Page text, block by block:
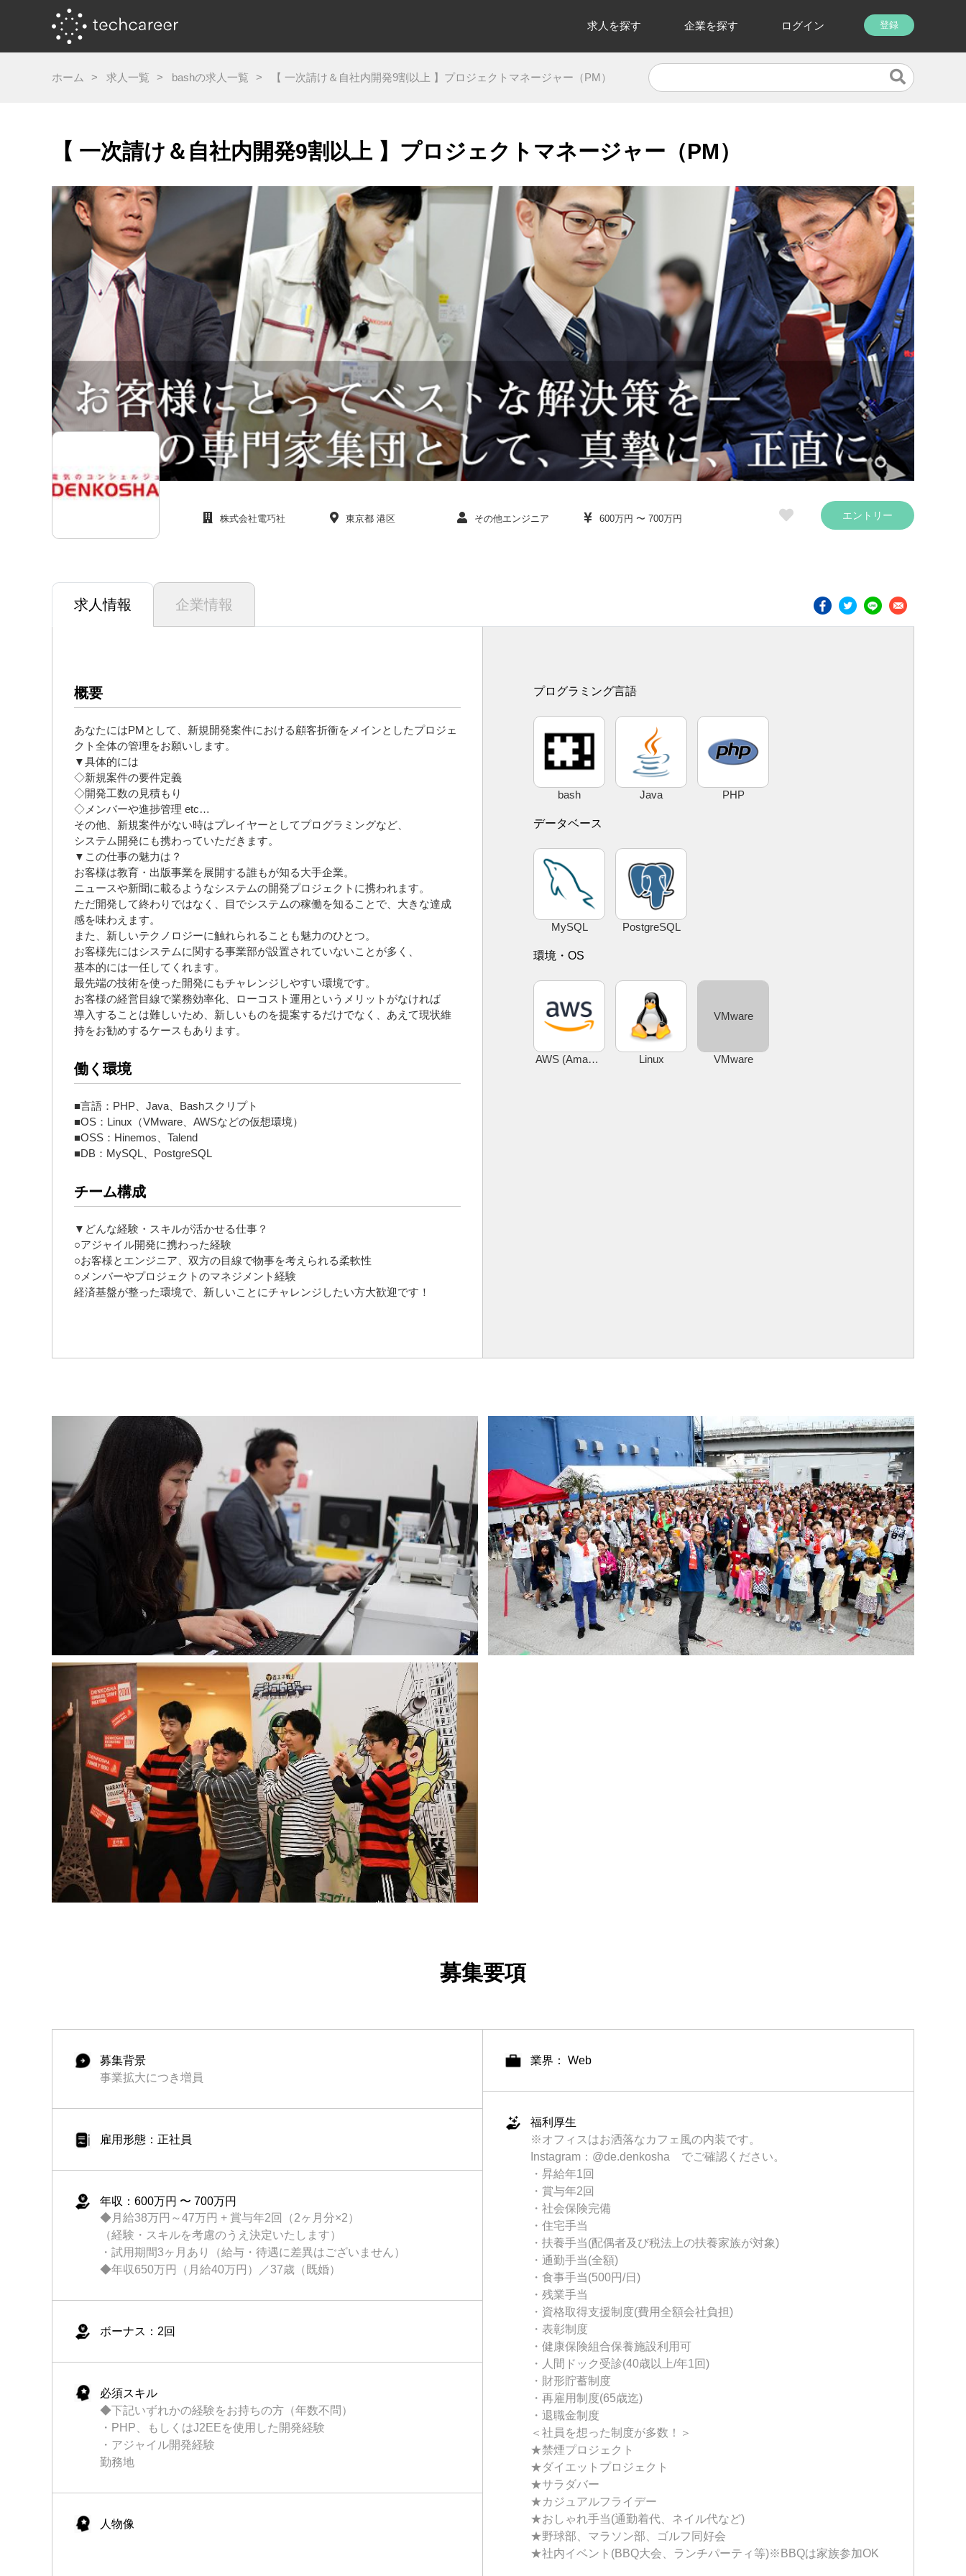
求人を探す 企業を探す ログイン 登録
ホーム 求人一覧 bashの求人一覧 【 一次請け＆自社内開発9割以上 】プロジェクトマネージャー（PM）
【 一次請け＆自社内開発9割以上 】プロジェクトマネージャー（PM）
株式会社電巧社 その他エンジニア
東京都 港区 600万円 〜 700万円 エントリー
求人情報 企業情報
概要
あなたにはPMとして、新規開発案件における顧客折衝をメインとしたプロジェ
クト全体の管理をお願いします。
▼具体的には
◇新規案件の要件定義
◇開発工数の見積もり
◇メンバーや進捗管理 etc…
その他、新規案件がない時はプレイヤーとしてプログラミングなど、
システム開発にも携わっていただきます。
▼この仕事の魅力は？
お客様は教育・出版事業を展開する誰もが知る大手企業。
ニュースや新聞に載るようなシステムの開発プロジェクトに携われます。
ただ開発して終わりではなく、目でシステムの稼働を知ることで、大きな達成
感を味わえます。
また、新しいテクノロジーに触れられることも魅力のひとつ。
お客様先にはシステムに関する事業部が設置されていないことが多く、
基本的には一任してくれます。
最先端の技術を使った開発にもチャレンジしやすい環境です。
お客様の経営目線で業務効率化、ローコスト運用というメリットがなければ
導入することは難しいため、新しいものを提案するだけでなく、あえて現状維
持をお勧めするケースもあります。
働く環境
■言語：PHP、Java、Bashスクリプト
■OS：Linux（VMware、AWSなどの仮想環境）
■OSS：Hinemos、Talend
■DB：MySQL、PostgreSQL
チーム構成
▼どんな経験・スキルが活かせる仕事？
○アジャイル開発に携わった経験
○お客様とエンジニア、双方の目線で物事を考えられる柔軟性
○メンバーやプロジェクトのマネジメント経験
経済基盤が整った環境で、新しいことにチャレンジしたい方大歓迎です！
プログラミング言語
bash Java PHP
データベース
MySQL PostgreSQL
環境・OS
AWS (Amazon Web Services) Linux
VMware
VMware
募集要項
募集背景
事業拡大につき増員
雇用形態：正社員
年収：600万円 〜 700万円
◆月給38万円～47万円 + 賞与年2回（2ヶ月分×2）
（経験・スキルを考慮のうえ決定いたします）
・試用期間3ヶ月あり（給与・待遇に差異はございません）
◆年収650万円（月給40万円）／37歳（既婚）
ボーナス：2回
必須スキル
◆下記いずれかの経験をお持ちの方（年数不問）
・PHP、もしくはJ2EEを使用した開発経験
・アジャイル開発経験
勤務地
人物像
業界： Web
福利厚生
※オフィスはお洒落なカフェ風の内装です。
Instagram：@de.denkosha でご確認ください。
・昇給年1回
・賞与年2回
・社会保険完備
・住宅手当
・扶養手当(配偶者及び税法上の扶養家族が対象)
・通勤手当(全額)
・食事手当(500円/日)
・残業手当
・資格取得支援制度(費用全額会社負担)
・表彰制度
・健康保険組合保養施設利用可
・人間ドック受診(40歳以上/年1回)
・財形貯蓄制度
・再雇用制度(65歳迄)
・退職金制度
＜社員を想った制度が多数！＞
★禁煙プロジェクト
★ダイエットプロジェクト
★サラダバー
★カジュアルフライデー
★おしゃれ手当(通勤着代、ネイル代など)
★野球部、マラソン部、ゴルフ同好会
★社内イベント(BBQ大会、ランチパーティ等)※BBQは家族参加OK